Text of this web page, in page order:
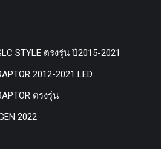
STYLE ตรงรุ่น ปี2015-2021
2012-2021 LED
ตรงรุ่น
2022